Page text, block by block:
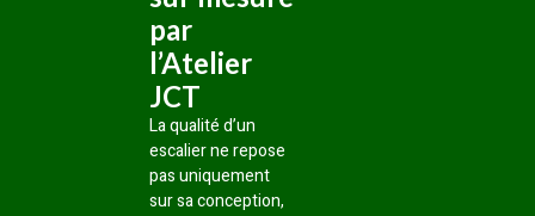
par
l’Atelier
JCT
La qualité d’un
escalier ne repose
pas uniquement
sur sa conception,